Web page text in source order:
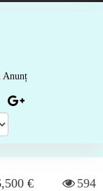
Anunț
€ 594